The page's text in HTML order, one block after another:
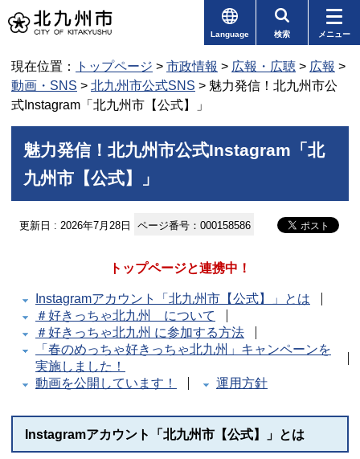
Language 検索 メニュー
現在位置： トップページ > 市政情報 > 広報・広聴 > 広報 >
動画・SNS > 北九州市公式SNS > 魅力発信！北九州市公
式Instagram「北九州市【公式】」
魅力発信！北九州市公式Instagram「北
九州市【公式】」
更新日 : 2026年7月28日 ページ番号：000158586
トップページと連携中！
Instagramアカウント「北九州市【公式】」とは
＃好きっちゃ北九州 について
＃好きっちゃ北九州 に参加する方法
「春のめっちゃ好きっちゃ北九州」キャンペーンを
実施しました！
動画を公開しています！
運用方針
Instagramアカウント「北九州市【公式】」とは